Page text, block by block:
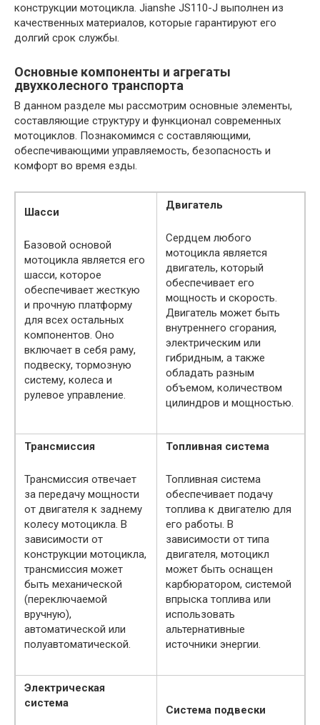
конструкции мотоцикла. Jianshe JS110-J выполнен из
качественных материалов, которые гарантируют его
долгий срок службы.
Основные компоненты и агрегаты
двухколесного транспорта
В данном разделе мы рассмотрим основные элементы,
составляющие структуру и функционал современных
мотоциклов. Познакомимся с составляющими,
обеспечивающими управляемость, безопасность и
комфорт во время езды.
Шасси
Базовой основой
мотоцикла является его
шасси, которое
обеспечивает жесткую
и прочную платформу
для всех остальных
компонентов. Оно
включает в себя раму,
подвеску, тормозную
систему, колеса и
рулевое управление.
Двигатель
Сердцем любого
мотоцикла является
двигатель, который
обеспечивает его
мощность и скорость.
Двигатель может быть
внутреннего сгорания,
электрическим или
гибридным, а также
обладать разным
объемом, количеством
цилиндров и мощностью.
Трансмиссия
Трансмиссия отвечает
за передачу мощности
от двигателя к заднему
колесу мотоцикла. В
зависимости от
конструкции мотоцикла,
трансмиссия может
быть механической
(переключаемой
вручную),
автоматической или
полуавтоматической.
Топливная система
Топливная система
обеспечивает подачу
топлива к двигателю для
его работы. В
зависимости от типа
двигателя, мотоцикл
может быть оснащен
карбюратором, системой
впрыска топлива или
использовать
альтернативные
источники энергии.
Электрическая
система
Система подвески